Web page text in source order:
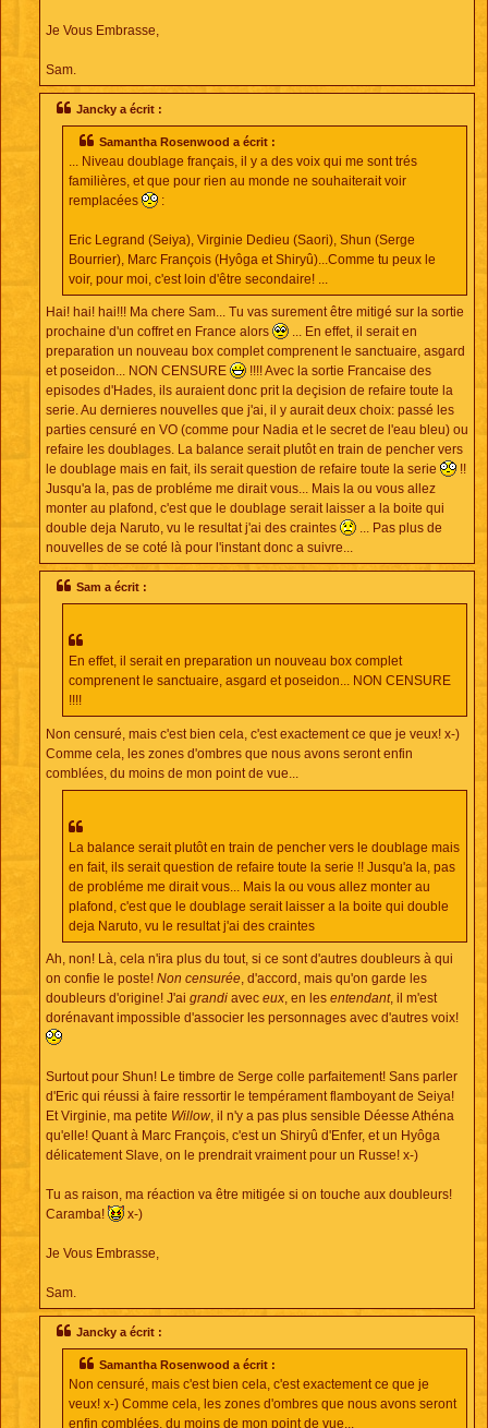
Je Vous Embrasse,
Sam.
Jancky a écrit :
Samantha Rosenwood a écrit :
... Niveau doublage français, il y a des voix qui me sont trés
familières, et que pour rien au monde ne souhaiterait voir
remplacées
:
Eric Legrand (Seiya), Virginie Dedieu (Saori), Shun (Serge
Bourrier), Marc François (Hyôga et Shiryû)...Comme tu peux le
voir, pour moi, c'est loin d'être secondaire! ...
Hai! hai! hai!!! Ma chere Sam... Tu vas surement être mitigé sur la sortie
prochaine d'un coffret en France alors
... En effet, il serait en
preparation un nouveau box complet comprenent le sanctuaire, asgard
et poseidon... NON CENSURE
!!!! Avec la sortie Francaise des
episodes d'Hades, ils auraient donc prit la deçision de refaire toute la
serie. Au dernieres nouvelles que j'ai, il y aurait deux choix: passé les
parties censuré en VO (comme pour Nadia et le secret de l'eau bleu) ou
refaire les doublages. La balance serait plutôt en train de pencher vers
le doublage mais en fait, ils serait question de refaire toute la serie
!!
Jusqu'a la, pas de probléme me dirait vous... Mais la ou vous allez
monter au plafond, c'est que le doublage serait laisser a la boite qui
double deja Naruto, vu le resultat j'ai des craintes
... Pas plus de
nouvelles de se coté là pour l'instant donc a suivre...
Sam a écrit :
En effet, il serait en preparation un nouveau box complet
comprenent le sanctuaire, asgard et poseidon... NON CENSURE
!!!!
Non censuré, mais c'est bien cela, c'est exactement ce que je veux! x-)
Comme cela, les zones d'ombres que nous avons seront enfin
comblées, du moins de mon point de vue...
La balance serait plutôt en train de pencher vers le doublage mais
en fait, ils serait question de refaire toute la serie !! Jusqu'a la, pas
de probléme me dirait vous... Mais la ou vous allez monter au
plafond, c'est que le doublage serait laisser a la boite qui double
deja Naruto, vu le resultat j'ai des craintes
Ah, non! Là, cela n'ira plus du tout, si ce sont d'autres doubleurs à qui
on confie le poste! Non censurée, d'accord, mais qu'on garde les
doubleurs d'origine! J'ai grandi avec eux, en les entendant, il m'est
dorénavant impossible d'associer les personnages avec d'autres voix!
Surtout pour Shun! Le timbre de Serge colle parfaitement! Sans parler
d'Eric qui réussi à faire ressortir le tempérament flamboyant de Seiya!
Et Virginie, ma petite Willow, il n'y a pas plus sensible Déesse Athéna
qu'elle! Quant à Marc François, c'est un Shiryû d'Enfer, et un Hyôga
délicatement Slave, on le prendrait vraiment pour un Russe! x-)
Tu as raison, ma réaction va être mitigée si on touche aux doubleurs!
Caramba!
x-)
Je Vous Embrasse,
Sam.
Jancky a écrit :
Samantha Rosenwood a écrit :
Non censuré, mais c'est bien cela, c'est exactement ce que je
veux! x-) Comme cela, les zones d'ombres que nous avons seront
enfin comblées, du moins de mon point de vue...